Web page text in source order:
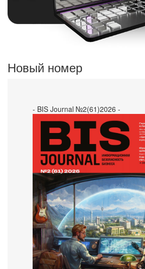
Новый номер
- BIS Journal №2(61)2026 -